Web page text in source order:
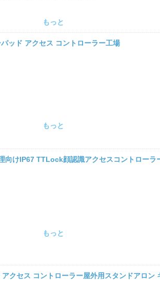
もっと
ッド アクセス コントローラー工場
もっと
向けIP67 TTLock顔認識アクセスコントローラ
もっと
クセス コントローラー屋外用スタンドアロン